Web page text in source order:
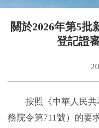
關於2026年第5
登記證
按照《中華人民共
務院令第711號）的要